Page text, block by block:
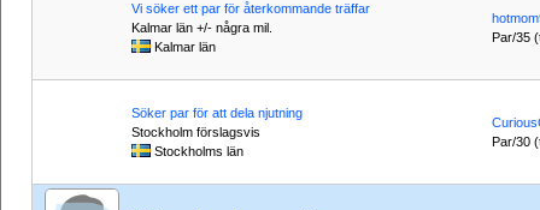
Vi söker ett par för återkommande träffar
Kalmar län +/- några mil.
Kalmar län
Par/35
Söker par för att dela njutning
Stockholm förslagsvis
Stockholms län
Par/30